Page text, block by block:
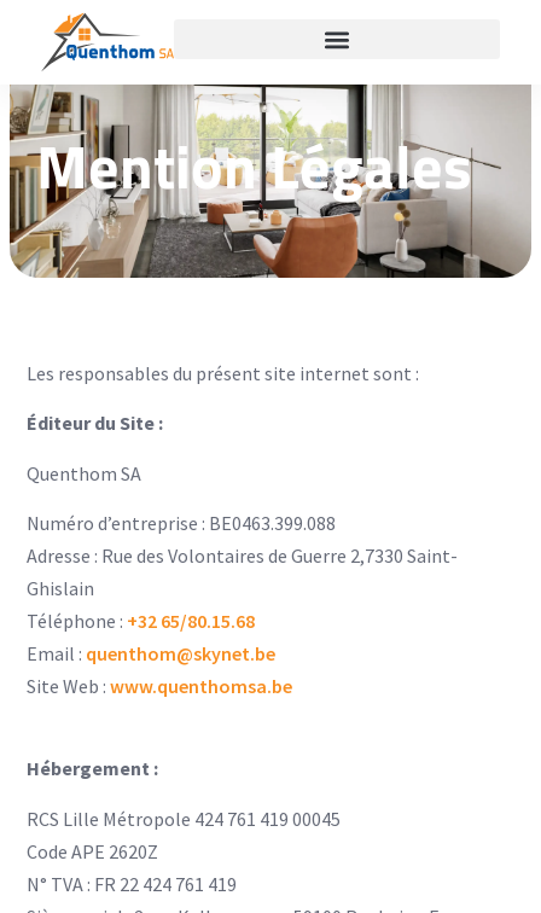
Mention Légales
Les responsables du présent site internet sont :
Éditeur du Site :
Quenthom SA
Numéro d’entreprise : BE0463.399.088
Adresse : Rue des Volontaires de Guerre 2,7330 Saint-
Ghislain
Téléphone : +32 65/80.15.68
Email : quenthom@skynet.be
Site Web :www.quenthomsa.be
Hébergement :
RCS Lille Métropole 424 761 419 00045
Code APE 2620Z
N° TVA : FR 22 424 761 419